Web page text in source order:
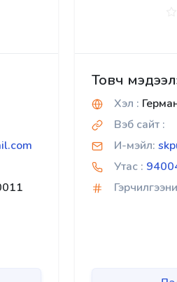
Товч
Хэл :
Вэб сайт :
И-мэйл:
Утас :